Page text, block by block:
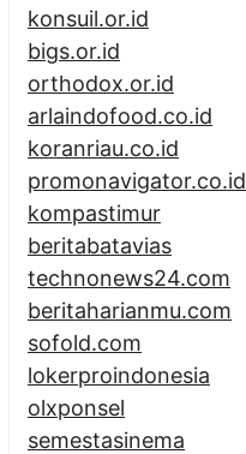
konsuil.or.id
bigs.or.id
orthodox.or.id
arlaindofood.co.id
koranriau.co.id
promonavigator.co.id
kompastimur
beritabatavias
technonews24.com
beritaharianmu.com
sofold.com
lokerproindonesia
olxponsel
semestasinema